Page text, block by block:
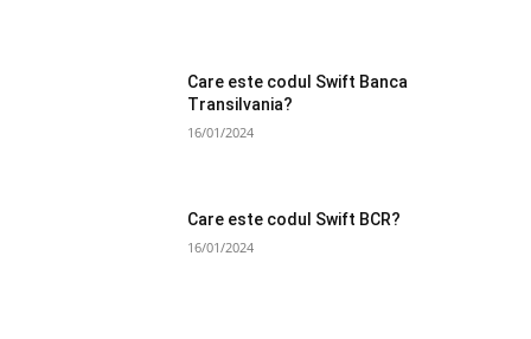
Care este codul Swift Banca
Transilvania?
16/01/2024
Care este codul Swift BCR?
16/01/2024